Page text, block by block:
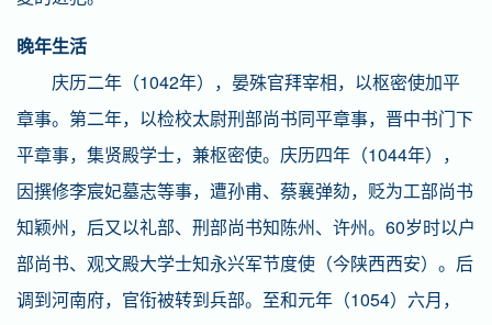
晚年生活
庆历二年（1042年），晏殊官拜宰相，以枢密使加平
章事。第二年，以检校太尉刑部尚书同平章事，晋中书门下
平章事，集贤殿学士，兼枢密使。庆历四年（1044年），
因撰修李宸妃墓志等事，遭孙甫、蔡襄弹劾，贬为工部尚书
知颖州，后又以礼部、刑部尚书知陈州、许州。60岁时以户
部尚书、观文殿大学士知永兴军节度使（今陕西西安）。后
调到河南府，官衔被转到兵部。至和元年（1054）六月，